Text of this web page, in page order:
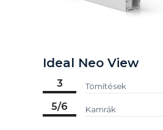
Ideal Neo View
3 Tömítések
5/6 Kamrák